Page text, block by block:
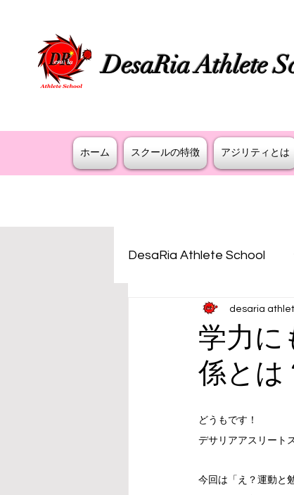
DesaRia Athlete
ホーム スクールの特徴 アジリティとは
DesaRia Athlete School
学力に
係とは
desaria
どうもです！
デサリアアスリート
今回は「え？運動と